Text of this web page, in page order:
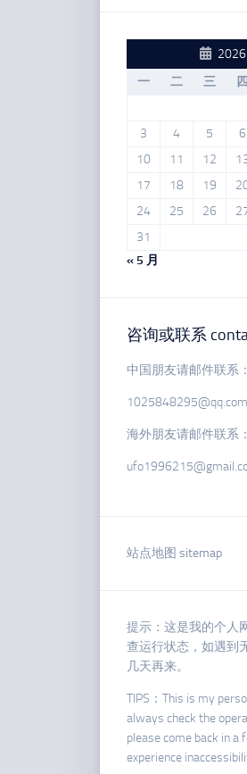
一
二 三 四
3
4 5 6
10
11 12
17
18 19
24
25 26
31
« 5 月
咨询或联系
中国朋友请邮件联系：
1025848295@qq.com
海外朋友请邮件联系：
站点地图 sitemap
提示：这是我的个人
查运行状态，如遇到
几天再来。
TIPS：This is my
always check the
please come back in a
experience